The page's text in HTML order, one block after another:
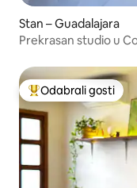
Stan – Guadalajara
Prekrasan studio u
Među najviše
Odabrali gosti